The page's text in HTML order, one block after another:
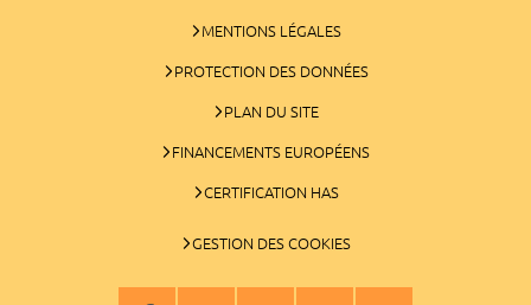
MENTIONS LÉGALES
PROTECTION DES DONNÉES
PLAN DU SITE
FINANCEMENTS EUROPÉENS
CERTIFICATION HAS
GESTION DES COOKIES